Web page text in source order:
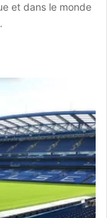
et dans le monde